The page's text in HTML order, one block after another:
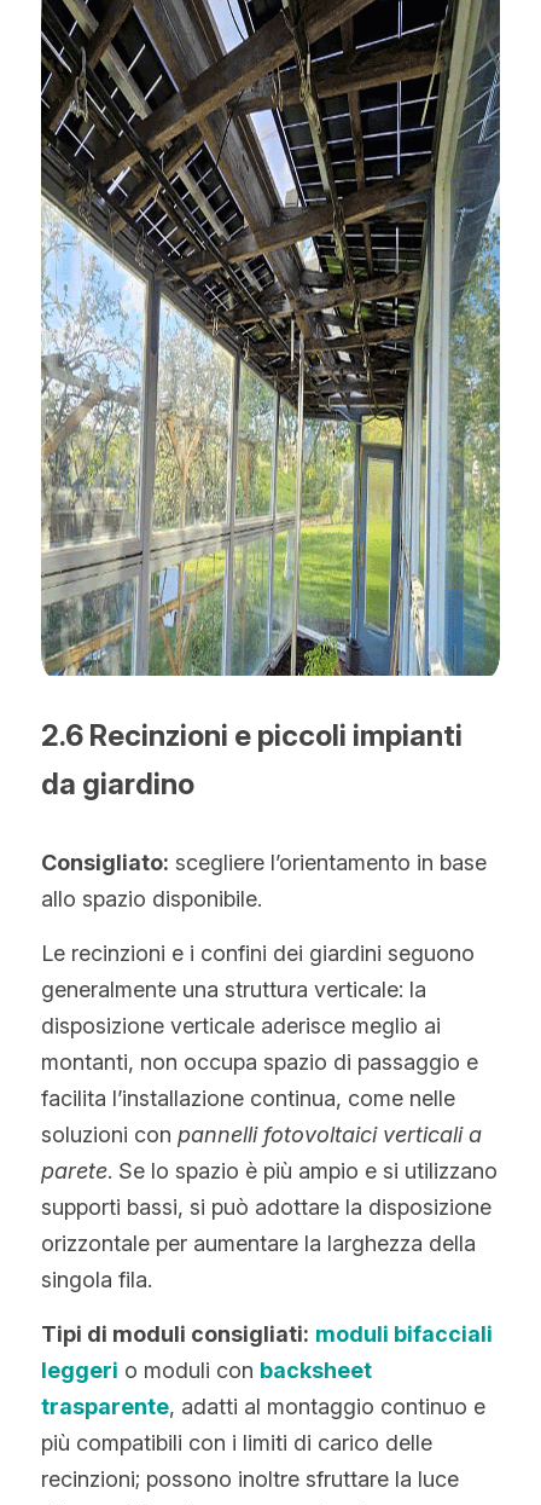
2.6 Recinzioni e piccoli impianti
da giardino
Consigliato: scegliere l’orientamento in base
allo spazio disponibile.
Le recinzioni e i confini dei giardini seguono
generalmente una struttura verticale: la
disposizione verticale aderisce meglio ai
montanti, non occupa spazio di passaggio e
facilita l’installazione continua, come nelle
soluzioni con pannelli fotovoltaici verticali a
parete. Se lo spazio è più ampio e si utilizzano
supporti bassi, si può adottare la disposizione
orizzontale per aumentare la larghezza della
singola fila.
Tipi di moduli consigliati: moduli bifacciali
leggeri o moduli con backsheet
trasparente, adatti al montaggio continuo e
più compatibili con i limiti di carico delle
recinzioni; possono inoltre sfruttare la luce